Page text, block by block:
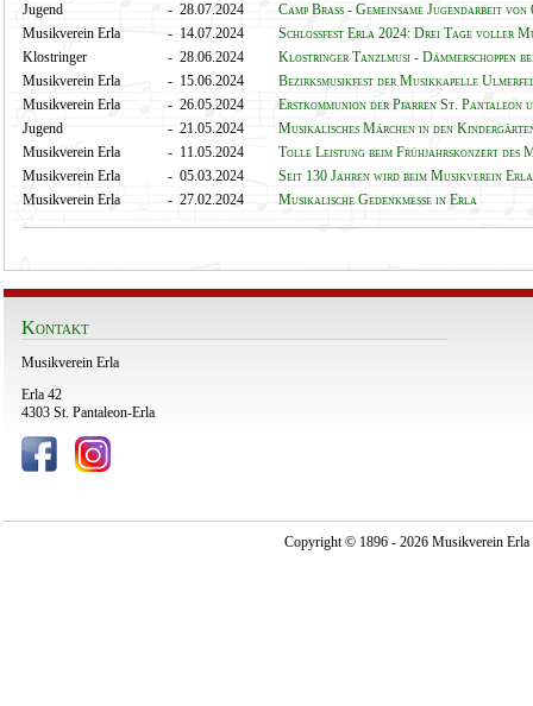
Jugend
- 28.07.2024
Camp Brass - Gemeinsame Jugendarbeit
Musikverein Erla
- 14.07.2024
Schlossfest Erla 2024: Drei Tage voller
Klostringer
- 28.06.2024
Klostringer Tanzlmusi - Dämmerschoppen
Musikverein Erla
- 15.06.2024
Bezirksmusikfest der Musikkapelle
Musikverein Erla
- 26.05.2024
Erstkommunion der Pfarren St. Pantaleon
Jugend
- 21.05.2024
Musikalisches Märchen in den
Musikverein Erla
- 11.05.2024
Tolle Leistung beim Frühjahrskonzert des
Musikverein Erla
- 05.03.2024
Seit 130 Jahren wird beim Musikverein
Musikverein Erla
- 27.02.2024 Musikalische Gedenkmesse in Erla
Kontakt
Musikverein Erla
Erla 42
4303 St. Pantaleon-Erla
Copyright © 1896 - 2026 Musikverein Erla